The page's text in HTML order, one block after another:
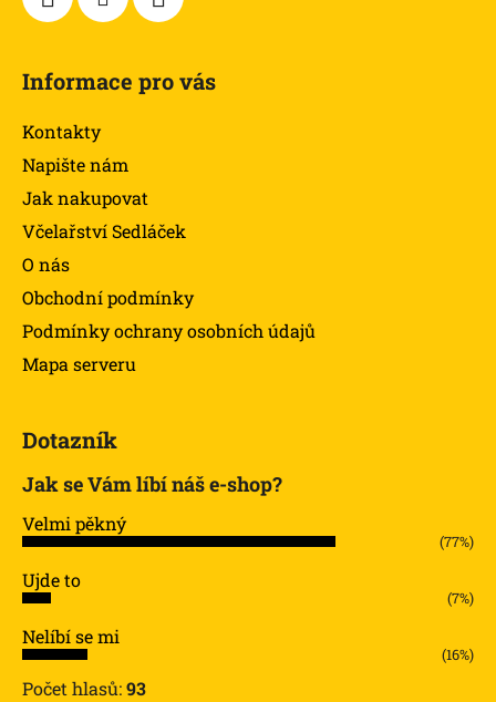
Informace pro vás
Kontakty
Napište nám
Jak nakupovat
Včelařství Sedláček
O nás
Obchodní podmínky
Podmínky ochrany osobních údajů
Mapa serveru
Dotazník
Jak se Vám líbí náš e-shop?
Velmi pěkný
(77%)
Ujde to
(7%)
Nelíbí se mi
(16%)
Počet hlasů:93